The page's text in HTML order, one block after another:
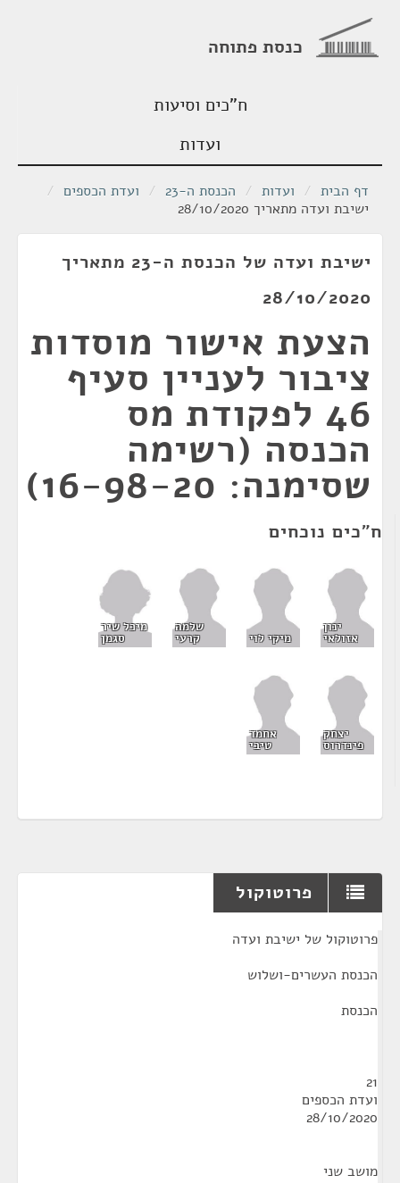
כנסת פתוחה
ח"כים וסיעות
ועדות
דף הבית / ועדות / הכנסת ה-23 / ועדת הכספים /
ישיבת ועדה מתאריך 28/10/2020
ישיבת ועדה של הכנסת ה-23 מתאריך
28/10/2020
הצעת אישור מוסדות
ציבור לעניין סעיף
46 לפקודת מס
הכנסה (רשימה
שסימנה: 16-98-20)
ח"כים נוכחים
ינון
אזולאי מיקי לוי
שלמה
קרעי
מיכל שיר
סגמן
יצחק
פינדרוס
אחמד
טיבי
פרוטוקול
פרוטוקול של ישיבת ועדה
הכנסת העשרים-ושלוש
הכנסת
21
ועדת הכספים
28/10/2020
מושב שני